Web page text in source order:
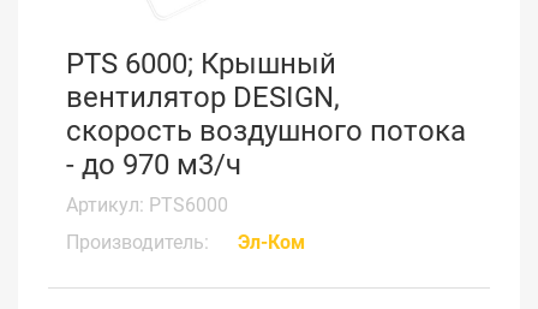
PTS 6000; Крышный
вентилятор DESIGN,
скорость воздушного потока
- до 970 м3/ч
Артикул: PTS6000
Производитель:
Эл-Ком